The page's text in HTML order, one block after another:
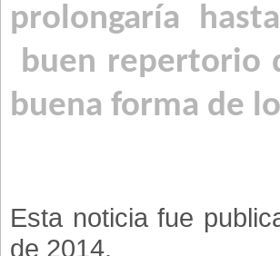
prolongaría
buen repertorio
buena forma de
Esta noticia fue
de 2014.